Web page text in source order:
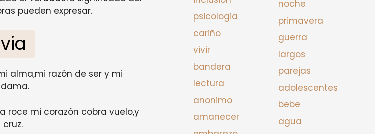
pueden expresar.
alma,mi razón de ser y mi
roce mi corazón cobra vuelo,y
psicologia
cariño
vivir
bandera
lectura
anonimo
amanecer
noche
primavera
guerra
largos
parejas
adolescentes
bebe
agua